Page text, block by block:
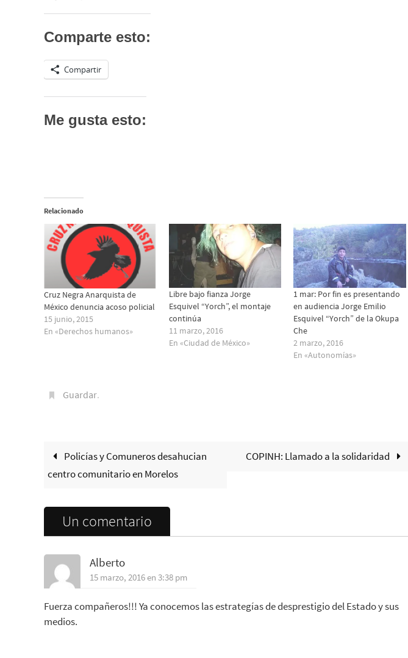
Comparte esto:
Compartir
Me gusta esto:
Relacionado
Cruz Negra Anarquista de
México denuncia acoso policial
15 junio, 2015
En «Derechos humanos»
Libre bajo fianza Jorge
Esquivel “Yorch”, el montaje
continúa
11 marzo, 2016
En «Ciudad de México»
1 mar: Por fin es presentando
en audiencia Jorge Emilio
Esquivel “Yorch” de la Okupa
Che
2 marzo, 2016
En «Autonomías»
Guardar.
Policías y Comuneros desahucian
centro comunitario en Morelos
COPINH: Llamado a la solidaridad
Un comentario
Alberto
15 marzo, 2016 en 3:38 pm
Fuerza compañeros!!! Ya conocemos las estrategías de desprestigio del Estado y sus
medios.